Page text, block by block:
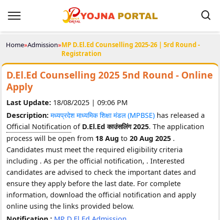
Home»Admission»MP D.El.Ed Counselling 2025-26 | 5rd Round -
Registration
D.El.Ed Counselling 2025 5nd Round - Online
Apply
Last Update:18/08/2025 | 09:06 PM
Description: मध्यप्रदेश माध्यमिक शिक्षा मंडल (MPBSE) has released a
Official Notification of D.El.Ed काउंसलिंग 2025. The application
process will be open from 18 Aug to 20 Aug 2025 .
Candidates must meet the required eligibility criteria
including . As per the official notification, . Interested
candidates are advised to check the important dates and
ensure they apply before the last date. For complete
information, download the official notification and apply
online using the links provided below.